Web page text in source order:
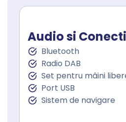
Audio si
Bluetooth
Radio DAB
Set pentru mâini
Port USB
Sistem de navigare